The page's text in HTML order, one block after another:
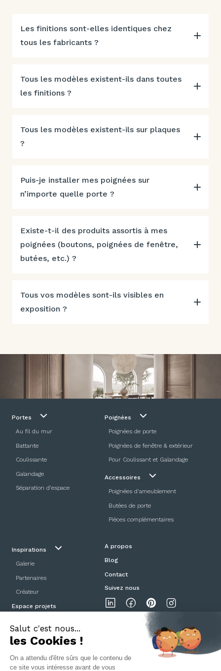
Les finitions sont-elles identiques chez
tous les fabricants ?
Tous les modèles existent-ils dans toutes
les finitions ?
Tous les modèles existent-ils sur plaques
?
Puis-je installer mes poignées sur
n’importe quelle porte ?
Existe-t-il des produits assortis à mes
poignées (boutons, poignées de fenêtre,
butées, etc.) ?
Tous vos modèles sont-ils visibles en
exposition ?
Portes
Au fil du mur
Battante
Coulissante
Galandage
Séparation d’espace
Poignées
Poignées de porte
Poignées de fenêtre & extérieur
Pour Coulissant et Galandage
Accessoires
Poignées d'ameublement
Butées de porte
Pièces complémentaires
Inspirations
Galerie
Partenaires
Créateur
Espace projets
A propos
Blog
Contact
Suivez nous
Mentions légalesPolitique de confidentialitéCGV